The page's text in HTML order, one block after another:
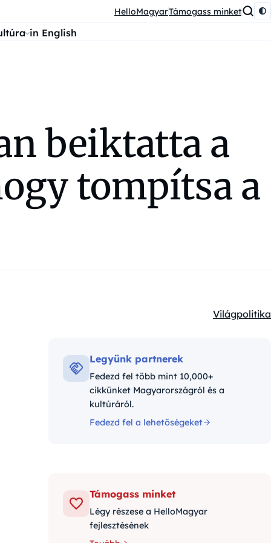
HelloMagyarTámogass minket
in English
beiktatta a
tompítsa a
Kategóriák:
Világpolitika
Legyünk partnerek
Fedezd fel több mint 10,000+
cikkünket Magyarországról és a
kultúráról.
Fedezd fel a lehetőségeket
Támogass minket
Légy részese a HelloMagyar
fejlesztésének